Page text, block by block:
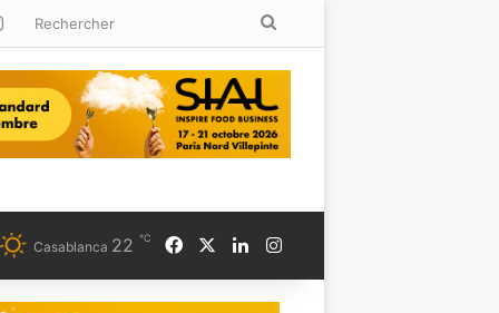
Instagram
Casablanca 22 ℃ FacebookLinkedinInstagram